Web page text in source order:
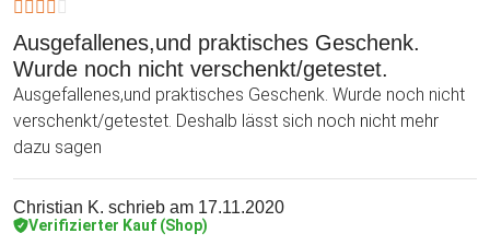
Ausgefallenes,und praktisches Geschenk.
Wurde noch nicht verschenkt/getestet.
Ausgefallenes,und praktisches Geschenk. Wurde noch nicht
verschenkt/getestet. Deshalb lässt sich noch nicht mehr
dazu sagen
Christian K. schrieb am 17.11.2020
Verifizierter Kauf (Shop)